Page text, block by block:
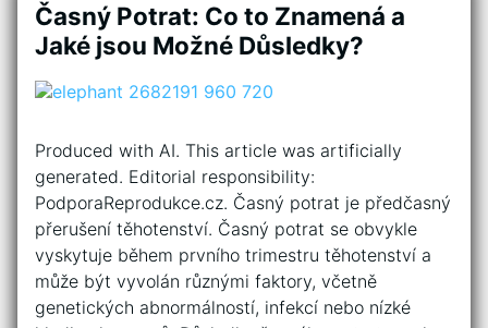
Časný Potrat: Co to Znamená a
Jaké jsou Možné Důsledky?
Produced with AI. This article was artificially
generated. Editorial responsibility:
PodporaReprodukce.cz. Časný potrat je předčasný
přerušení těhotenství. Časný potrat se obvykle
vyskytuje během prvního trimestru těhotenství a
může být vyvolán různými faktory, včetně
genetických abnormálností, infekcí nebo nízké